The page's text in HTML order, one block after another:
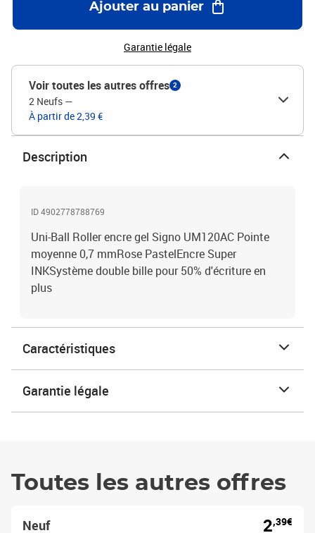
Ajouter au panier
Garantie légale
Voir toutes les autres offres 2
2 Neufs —
À partir de 2,39 €
Description
ID 4902778788769
Uni-Ball Roller encre gel Signo UM120AC Pointe
moyenne 0,7 mmRose PastelEncre Super
INKSystème double bille pour 50% d'écriture en
plus
Caractéristiques
Garantie légale
Toutes les autres offres
Neuf 2,39€